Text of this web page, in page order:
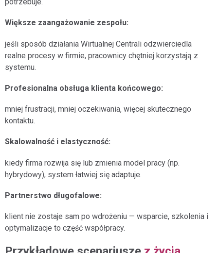
Większe zaangażowanie zespołu:
jeśli sposób działania Wirtualnej Centrali odzwierciedla
realne procesy w firmie, pracownicy chętniej korzystają z
systemu.
Profesionalna obsługa klienta końcowego:
mniej frustracji, mniej oczekiwania, więcej skutecznego
kontaktu.
Skalowalność i elastyczność:
kiedy firma rozwija się lub zmienia model pracy (np.
hybrydowy), system łatwiej się adaptuje.
Partnerstwo długofalowe:
klient nie zostaje sam po wdrożeniu — wsparcie, szkolenia i
optymalizacje to część współpracy.